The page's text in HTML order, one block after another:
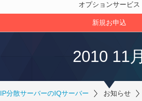
オプションサービス
新規お申込
2010 11月
IP分散サーバーのIQサーバー お知らせ